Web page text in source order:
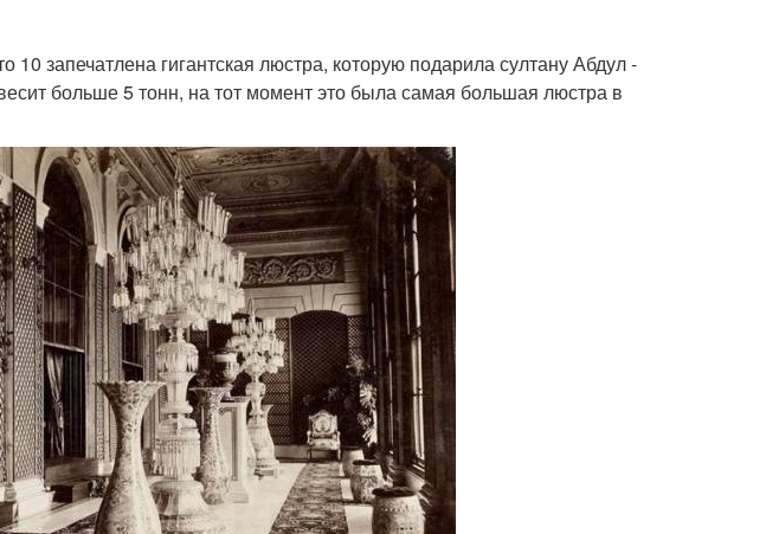
запечатлена гигантская люстра, которую подарила султану Абдул -
больше 5 тонн, на тот момент это была самая большая люстра в